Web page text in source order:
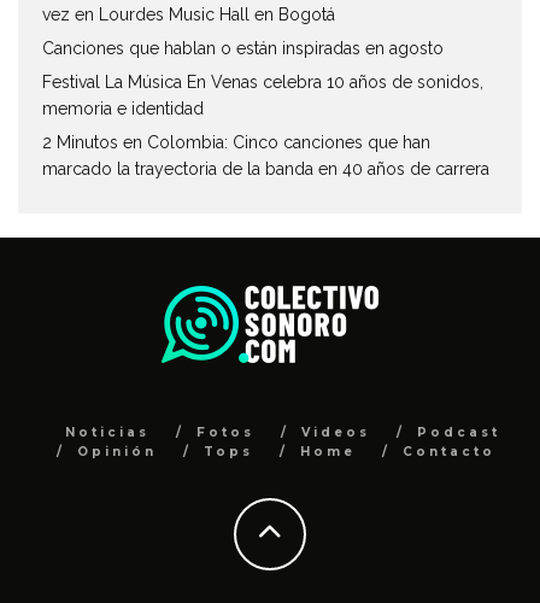
vez en Lourdes Music Hall en Bogotá
Canciones que hablan o están inspiradas en agosto
Festival La Música En Venas celebra 10 años de sonidos,
memoria e identidad
2 Minutos en Colombia: Cinco canciones que han
marcado la trayectoria de la banda en 40 años de carrera
Noticias Fotos Videos
Podcast
Opinión
Tops Home Contacto